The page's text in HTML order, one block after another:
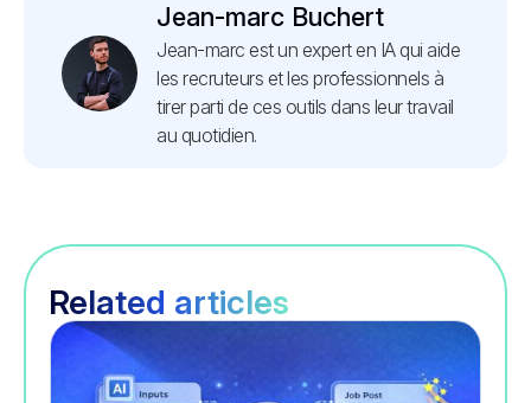
Jean-marc Buchert
Jean-marc est un expert en IA qui aide
les recruteurs et les professionnels à
tirer parti de ces outils dans leur travail
au quotidien.
Related articles
Recrutement